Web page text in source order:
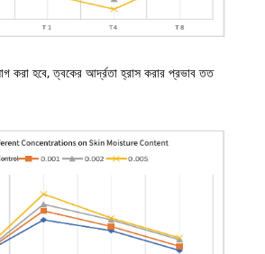
করা হবে, ত্বকের আর্দ্রতা হ্রাস করার প্রভাব তত